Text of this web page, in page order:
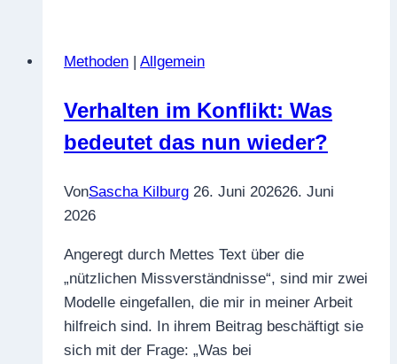
doppelter
auf
Widerstand
Begeisterung
Methoden | Allgemein
Verhalten im Konflikt: Was
bedeutet das nun wieder?
VonSascha Kilburg 26. Juni 202626. Juni
2026
Angeregt durch Mettes Text über die
„nützlichen Missverständnisse“, sind mir zwei
Modelle eingefallen, die mir in meiner Arbeit
hilfreich sind. In ihrem Beitrag beschäftigt sie
sich mit der Frage: „Was bei